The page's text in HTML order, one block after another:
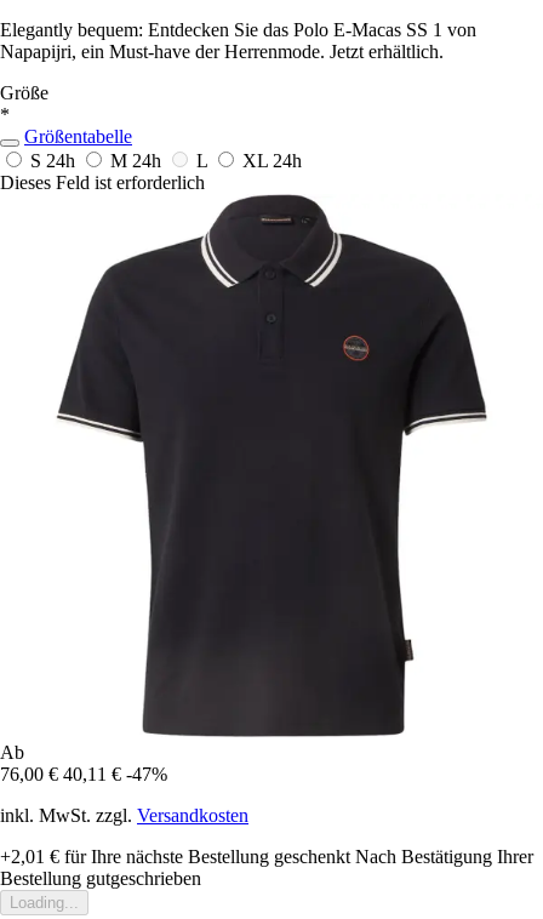
Elegantly bequem: Entdecken Sie das Polo E-Macas SS 1 von
Napapijri, ein Must-have der Herrenmode. Jetzt erhältlich.
Größe
*
Größentabelle
S 24h M 24h L XL 24h
Dieses Feld ist erforderlich
Ab
76,00 € 40,11 € -47%
inkl. MwSt. zzgl. Versandkosten
+2,01 € für Ihre nächste Bestellung geschenkt Nach Bestätigung Ihrer
Bestellung gutgeschrieben
Loading...